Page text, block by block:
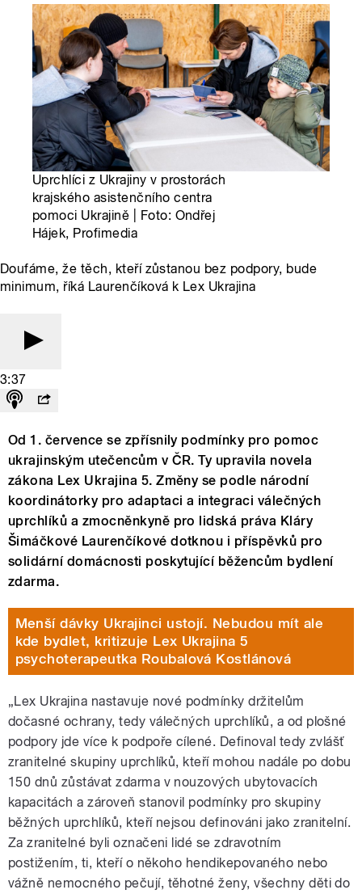
Uprchlíci z Ukrajiny v prostorách
krajského asistenčního centra
pomoci Ukrajině | Foto: Ondřej
Hájek, Profimedia
Doufáme, že těch, kteří zůstanou bez podpory, bude
minimum, říká Laurenčíková k Lex Ukrajina
3:37
Od 1. července se zpřísnily podmínky pro pomoc
ukrajinským utečencům v ČR. Ty upravila novela
zákona Lex Ukrajina 5. Změny se podle národní
koordinátorky pro adaptaci a integraci válečných
uprchlíků a zmocněnkyně pro lidská práva Kláry
Šimáčkové Laurenčíkové dotknou i příspěvků pro
solidární domácnosti poskytující běžencům bydlení
zdarma.
Menší dávky Ukrajinci ustojí. Nebudou mít ale
kde bydlet, kritizuje Lex Ukrajina 5
psychoterapeutka Roubalová Kostlánová
„Lex Ukrajina nastavuje nové podmínky držitelům
dočasné ochrany, tedy válečných uprchlíků, a od plošné
podpory jde více k podpoře cílené. Definoval tedy zvlášť
zranitelné skupiny uprchlíků, kteří mohou nadále po dobu
150 dnů zůstávat zdarma v nouzových ubytovacích
kapacitách a zároveň stanovil podmínky pro skupiny
běžných uprchlíků, kteří nejsou definováni jako zranitelní.
Za zranitelné byli označeni lidé se zdravotním
postižením, ti, kteří o někoho hendikepovaného nebo
vážně nemocného pečují, těhotné ženy, všechny děti do